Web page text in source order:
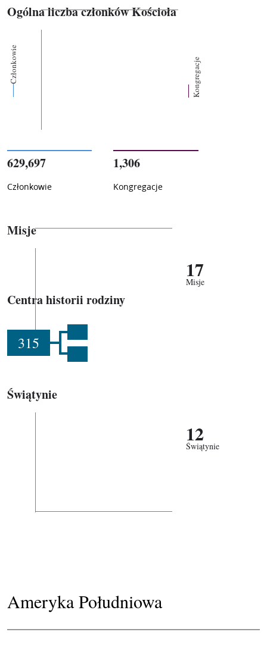
Ogólna liczba członków Kościoła
Członkowie Kongregacje
629,697
Członkowie
1,306
Kongregacje
Misje
17
Misje
Centra historii rodziny
315
Świątynie
12
Świątynie
Ameryka Południowa